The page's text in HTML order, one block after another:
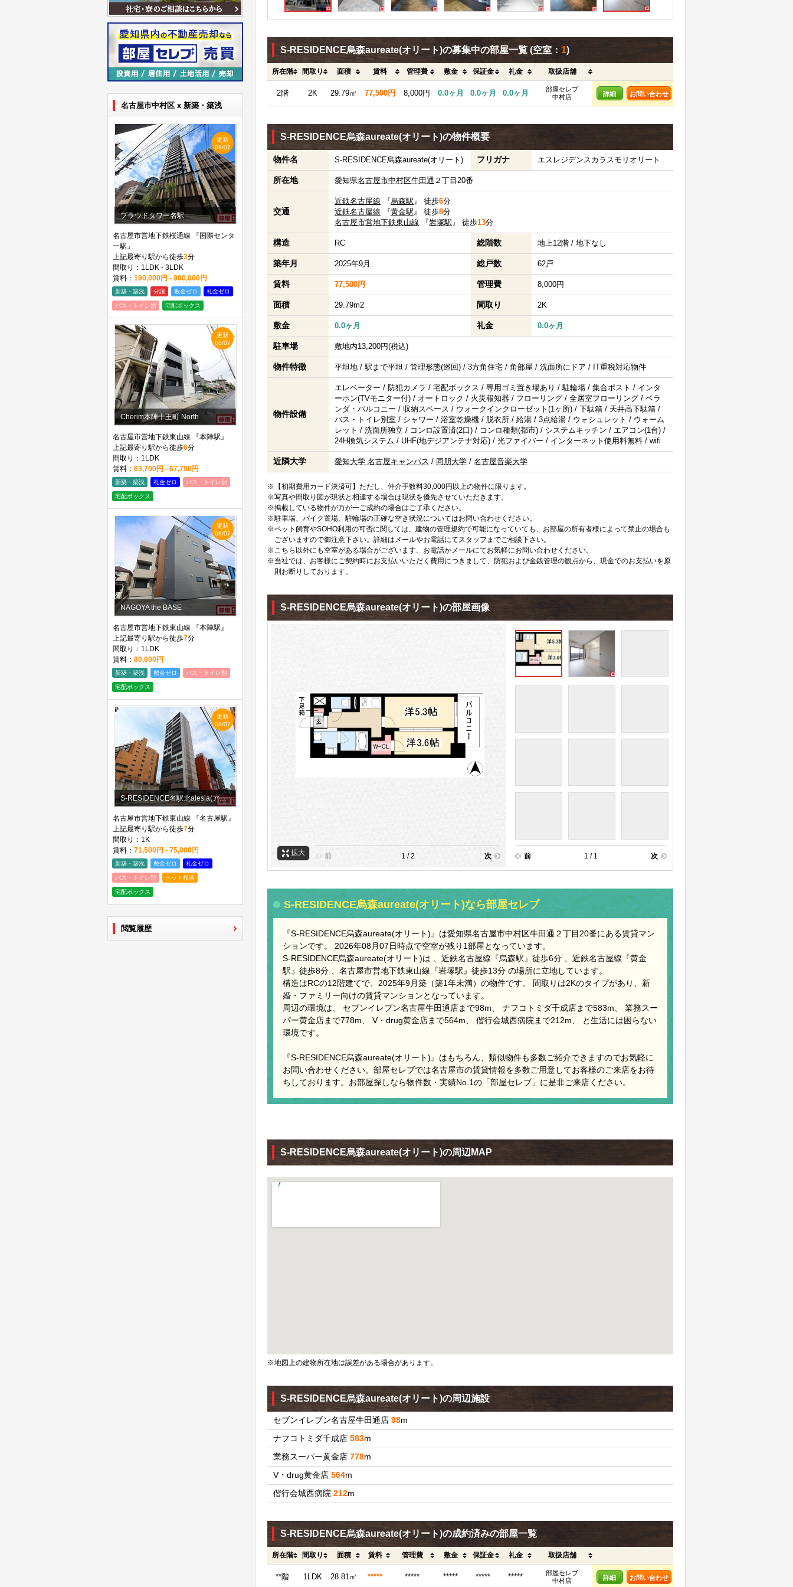
名古屋市中村区 x 新築・築浅
更新
08/07
プラウドタワー名駅
名古屋市営地下鉄桜通線 『国際センタ
ー駅』
上記最寄り駅から徒歩3分
間取り：1LDK - 3LDK
賃料： 190,000円 - 900,000円
新築・築浅 分譲 敷金ゼロ 礼金ゼロ
バス・トイレ別 宅配ボックス
更新
08/07
Cherim本陣十王町 North
名古屋市営地下鉄東山線 『本陣駅』
上記最寄り駅から徒歩6分
間取り：1LDK
賃料： 63,700円 - 67,700円
新築・築浅 礼金ゼロ バス・トイレ別
宅配ボックス
更新
08/07
NAGOYA the BASE
名古屋市営地下鉄東山線 『本陣駅』
上記最寄り駅から徒歩7分
間取り：1LDK
賃料： 80,000円
新築・築浅 敷金ゼロ バス・トイレ別
宅配ボックス
更新
08/07
S-RESIDENCE名駅北alesia(アレシア)
名古屋市営地下鉄東山線 『名古屋駅』
上記最寄り駅から徒歩7分
間取り：1K
賃料： 71,500円 - 75,000円
新築・築浅 敷金ゼロ 礼金ゼロ
バス・トイレ別 ペット相談
宅配ボックス
閲覧履歴
S-RESIDENCE烏森aureate(オリート)の募集中の部屋一覧 (空室： 1)
所在階 間取り 面積 賃料 管理費 敷金 保証金 礼金 取扱店舗
2階 2K 29.79㎡ 77,500円 8,000円 0.0ヶ月 0.0ヶ月 0.0ヶ月
部屋セレブ
中村店
詳細 お問い合わせ
S-RESIDENCE烏森aureate(オリート)の物件概要
物件名 S-RESIDENCE烏森aureate(オリート) フリガナ エスレジデンスカラスモリオリート
所在地 愛知県名古屋市中村区牛田通 ２丁目20番
交通
近鉄名古屋線 『烏森駅』 徒歩6分
近鉄名古屋線 『黄金駅』 徒歩8分
名古屋市営地下鉄東山線 『岩塚駅』 徒歩13分
構造 RC 総階数 地上12階 / 地下なし
築年月 2025年9月 総戸数 62戸
賃料 77,500円 管理費 8,000円
面積 29.79m2 間取り 2K
敷金 0.0ヶ月 礼金 0.0ヶ月
駐車場 敷地内13,200円(税込)
物件特徴 平坦地 / 駅まで平坦 / 管理形態(巡回) / 3方角住宅 / 角部屋 / 洗面所にドア / IT重税対応物件
物件設備
エレベーター / 防犯カメラ / 宅配ボックス / 専用ゴミ置き場あり / 駐輪場 / 集合ポスト / インタ
ーホン(TVモニター付) / オートロック / 火災報知器 / フローリング / 全居室フローリング / ベラ
ンダ・バルコニー / 収納スペース / ウォークインクローゼット(1ヶ所) / 下駄箱 / 天井高下駄箱 /
バス・トイレ別室 / シャワー / 浴室乾燥機 / 脱衣所 / 給湯 / 3点給湯 / ウォシュレット / ウォーム
レット / 洗面所独立 / コンロ設置済(2口) / コンロ種類(都市) / システムキッチン / エアコン(1台) /
24H換気システム / UHF(地デジアンテナ対応) / 光ファイバー / インターネット使用料無料 / wifi
近隣大学 愛知大学 名古屋キャンパス / 同朋大学 / 名古屋音楽大学
※【初期費用カード決済可】ただし、仲介手数料30,000円以上の物件に限ります。
※写真や間取り図が現状と相違する場合は現状を優先させていただきます。
※掲載している物件が万が一ご成約の場合はご了承ください。
※駐車場、バイク置場、駐輪場の正確な空き状況についてはお問い合わせください。
※ペット飼育やSOHO利用の可否に関しては、建物の管理規約で可能になっていても、お部屋の所有者様によって禁止の場合も
ございますので御注意下さい。詳細はメールやお電話にてスタッフまでご相談下さい。
※こちら以外にも空室がある場合がございます。お電話かメールにてお気軽にお問い合わせください。
※当社では、お客様にご契約時にお支払いいただく費用につきまして、防犯および金銭管理の観点から、現金でのお支払いを原
則お断りしております。
S-RESIDENCE烏森aureate(オリート)の部屋画像
拡大 前 1 / 2 次 前 1 / 1 次
S-RESIDENCE烏森aureate(オリート)なら部屋セレブ
『S-RESIDENCE烏森aureate(オリート)』は愛知県名古屋市中村区牛田通２丁目20番にある賃貸マン
ションです。 2026年08月07日時点で空室が残り1部屋となっています。
S-RESIDENCE烏森aureate(オリート)は 、近鉄名古屋線『烏森駅』徒歩6分 、近鉄名古屋線『黄金
駅』徒歩8分 、名古屋市営地下鉄東山線『岩塚駅』徒歩13分 の場所に立地しています。
構造はRCの12階建てで、2025年9月築（築1年未満）の物件です。 間取りは2Kのタイプがあり、新
婚・ファミリー向けの賃貸マンションとなっています。
周辺の環境は、 セブンイレブン名古屋牛田通店まで98m、 ナフコトミダ千成店まで583m、 業務スー
パー黄金店まで778m、 V・drug黄金店まで564m、 偕行会城西病院まで212m、 と生活には困らない
環境です。
『S-RESIDENCE烏森aureate(オリート)』はもちろん、類似物件も多数ご紹介できますのでお気軽に
お問い合わせください。部屋セレブでは名古屋市の賃貸情報を多数ご用意してお客様のご来店をお待
ちしております。お部屋探しなら物件数・実績No.1の「部屋セレブ」に是非ご来店ください。
S-RESIDENCE烏森aureate(オリート)の周辺MAP
※地図上の建物所在地は誤差がある場合があります。
S-RESIDENCE烏森aureate(オリート)の周辺施設
セブンイレブン名古屋牛田通店 98m
ナフコトミダ千成店 583m
業務スーパー黄金店 778m
V・drug黄金店 564m
偕行会城西病院 212m
S-RESIDENCE烏森aureate(オリート)の成約済みの部屋一覧
所在階 間取り 面積 賃料 管理費 敷金 保証金 礼金 取扱店舗
**階 1LDK 28.81㎡ ***** ***** ***** ***** *****
部屋セレブ
中村店
詳細 お問い合わせ